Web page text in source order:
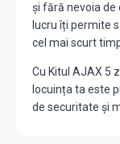
și fără nevoia
lucru îți permite
cel mai scurt
Cu Kitul AJAX 5
locuința ta este
de securitate și